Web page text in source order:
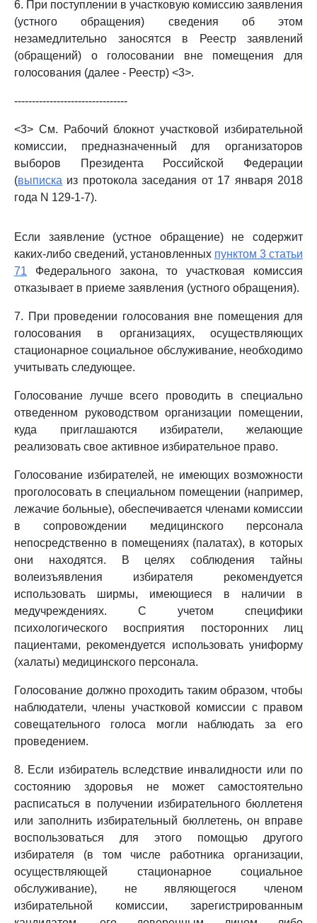
6. При поступлении в участковую комиссию заявления
(устного обращения) сведения об этом
незамедлительно заносятся в Реестр заявлений
(обращений) о голосовании вне помещения для
голосования (далее - Реестр) <3>.
--------------------------------
<3> См. Рабочий блокнот участковой избирательной
комиссии, предназначенный для организаторов
выборов Президента Российской Федерации
(выписка из протокола заседания от 17 января 2018
года N 129-1-7).
Если заявление (устное обращение) не содержит
каких-либо сведений, установленных пунктом 3 статьи
71 Федерального закона, то участковая комиссия
отказывает в приеме заявления (устного обращения).
7. При проведении голосования вне помещения для
голосования в организациях, осуществляющих
стационарное социальное обслуживание, необходимо
учитывать следующее.
Голосование лучше всего проводить в специально
отведенном руководством организации помещении,
куда приглашаются избиратели, желающие
реализовать свое активное избирательное право.
Голосование избирателей, не имеющих возможности
проголосовать в специальном помещении (например,
лежачие больные), обеспечивается членами комиссии
в сопровождении медицинского персонала
непосредственно в помещениях (палатах), в которых
они находятся. В целях соблюдения тайны
волеизъявления избирателя рекомендуется
использовать ширмы, имеющиеся в наличии в
медучреждениях. С учетом специфики
психологического восприятия посторонних лиц
пациентами, рекомендуется использовать униформу
(халаты) медицинского персонала.
Голосование должно проходить таким образом, чтобы
наблюдатели, члены участковой комиссии с правом
совещательного голоса могли наблюдать за его
проведением.
8. Если избиратель вследствие инвалидности или по
состоянию здоровья не может самостоятельно
расписаться в получении избирательного бюллетеня
или заполнить избирательный бюллетень, он вправе
воспользоваться для этого помощью другого
избирателя (в том числе работника организации,
осуществляющей стационарное социальное
обслуживание), не являющегося членом
избирательной комиссии, зарегистрированным